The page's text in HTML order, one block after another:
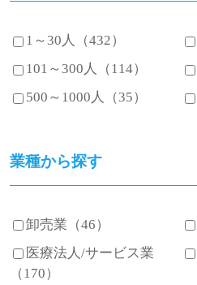
1～30人（432）
101～300人（114）
500～1000人（35）
業種から探す
卸売業（46）
医療法人/サービス業
（170）